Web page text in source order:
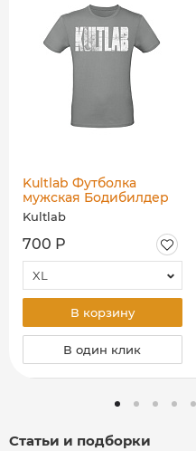
Kultlab Футболка
мужская Бодибилдер
(белый логотип), серая
- белая
Kultlab
700 Р
XL
В корзину
В один клик
Статьи и подборки